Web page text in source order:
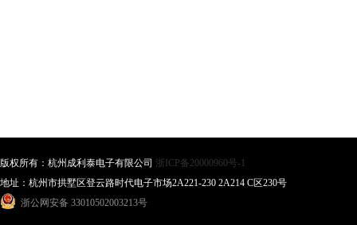
版权所有：杭州成利泰电子有限公司 浙ICP备20000960号-1
地址：杭州市拱墅区登云路时代电子市场2A221-230 2A214 C区230号
浙公网安备 33010502003213号